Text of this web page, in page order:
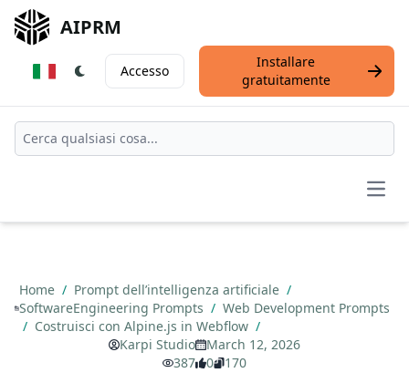
AIPRM
Accesso
Installare
gratuitamente
Home / Prompt dell’intelligenza artificiale /
SoftwareEngineering Prompts / Web Development Prompts
/ Costruisci con Alpine.js in Webflow /
Karpi Studio
March 12, 2026
387
0 170